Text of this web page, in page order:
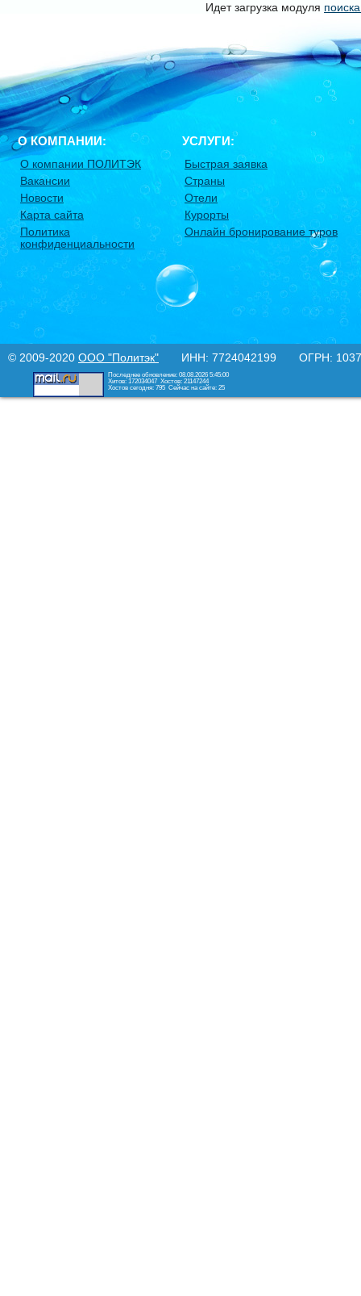
Идет загрузка модуля
О КОМПАНИИ:
О компании ПОЛИТЭК
Вакансии
Новости
Карта сайта
Политика
конфиденциальности
УСЛУГИ:
Быстрая заявка
Страны
Отели
Курорты
Онлайн бронирование туров
© 2009-2020 ООО "Политэк" ИНН: 7724042199 ОГРН:
Последнее обновление: 08.08.2026 5:45:00
Хитов: 172034047 Хостов: 21147244
Хостов сегодня: 795 Сейчас на сайте: 25